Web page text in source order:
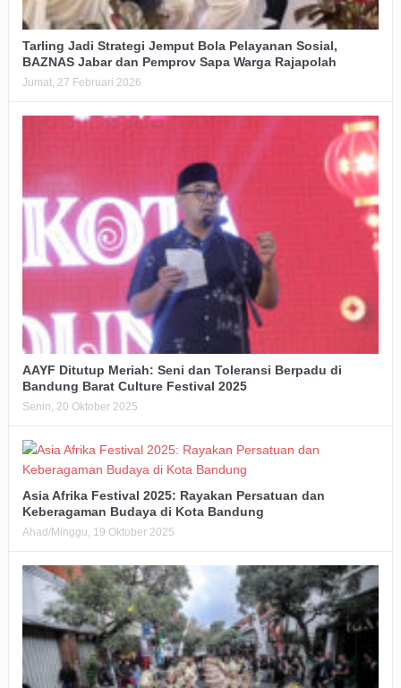
Tarling Jadi Strategi Jemput Bola Pelayanan Sosial,
BAZNAS Jabar dan Pemprov Sapa Warga Rajapolah
Jumat, 27 Februari 2026
AAYF Ditutup Meriah: Seni dan Toleransi Berpadu di
Bandung Barat Culture Festival 2025
Senin, 20 Oktober 2025
Asia Afrika Festival 2025: Rayakan Persatuan dan
Keberagaman Budaya di Kota Bandung
Ahad/Minggu, 19 Oktober 2025